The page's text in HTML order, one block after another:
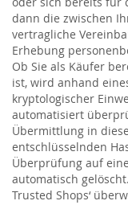
dann die zwischen
vertragliche
Erhebung
Ob Sie als Käufer
ist, wird anhand
kryptologischer
automatisiert
Übermittlung in
entschlüsselnden
Überprüfung auf
automatisch
Trusted Shops‘